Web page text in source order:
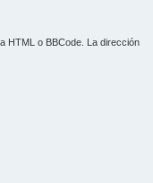
HTML o BBCode. La dirección